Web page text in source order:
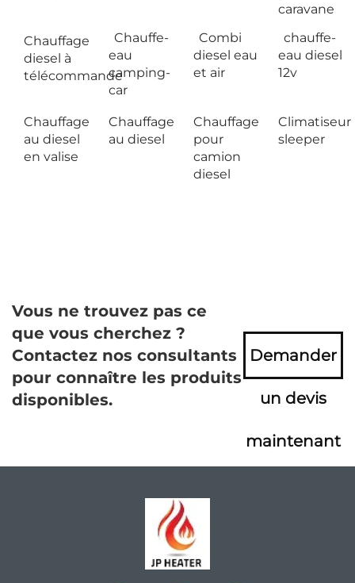
caravane
Chauffage
diesel à
télécommande
Chauffe-
eau
camping-
car
Combi
diesel eau
et air
chauffe-
eau diesel
12v
Chauffage
au diesel
en valise
Chauffage
au diesel
Chauffage
pour
camion
diesel
Climatiseur
sleeper
Vous ne trouvez pas ce
que vous cherchez ?
Contactez nos consultants
pour connaître les produits
disponibles.
Demander
un devis
maintenant